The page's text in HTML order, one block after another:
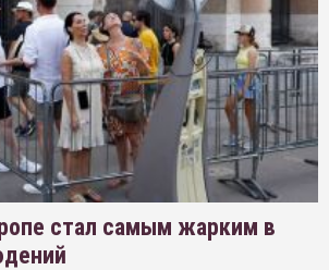
стал самым жарким в